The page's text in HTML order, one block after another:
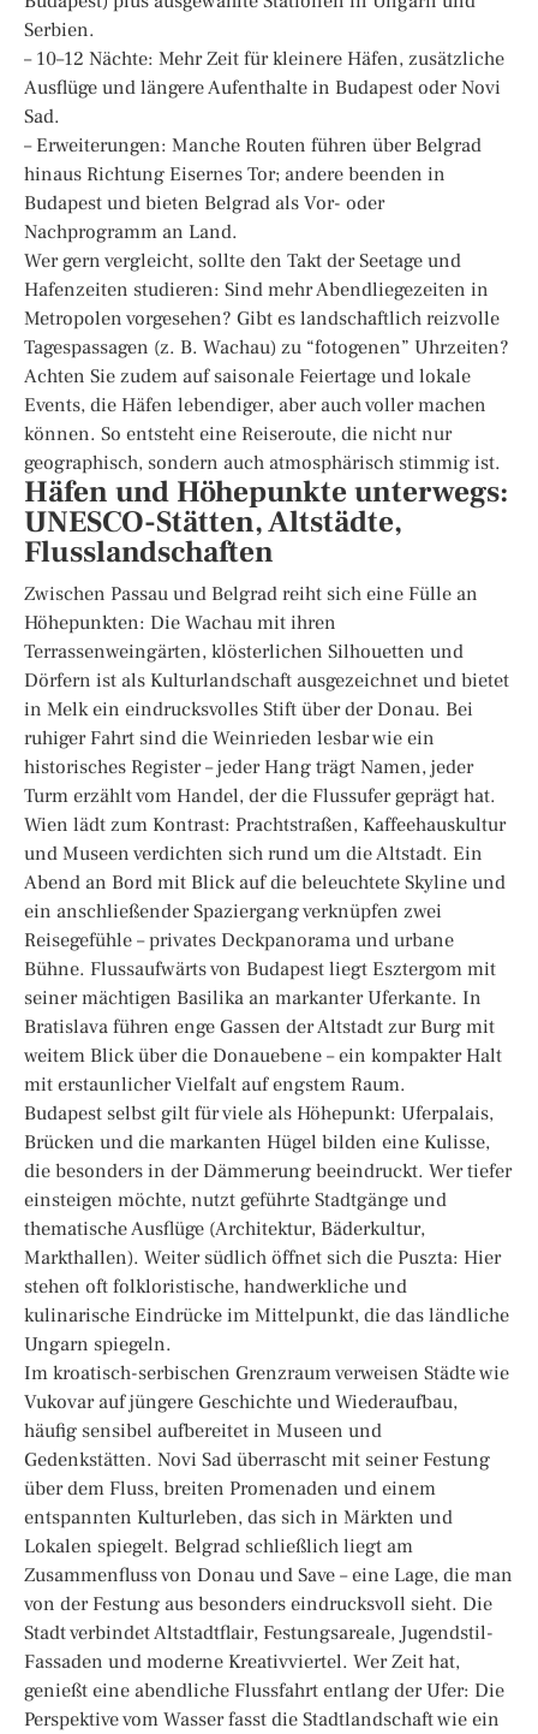
Serbien.
– 10–12 Nächte: Mehr Zeit für kleinere Häfen, zusätzliche
Ausflüge und längere Aufenthalte in Budapest oder Novi
Sad.
– Erweiterungen: Manche Routen führen über Belgrad
hinaus Richtung Eisernes Tor; andere beenden in
Budapest und bieten Belgrad als Vor- oder
Nachprogramm an Land.
Wer gern vergleicht, sollte den Takt der Seetage und
Hafenzeiten studieren: Sind mehr Abendliegezeiten in
Metropolen vorgesehen? Gibt es landschaftlich reizvolle
Tagespassagen (z. B. Wachau) zu “fotogenen” Uhrzeiten?
Achten Sie zudem auf saisonale Feiertage und lokale
Events, die Häfen lebendiger, aber auch voller machen
können. So entsteht eine Reiseroute, die nicht nur
geographisch, sondern auch atmosphärisch stimmig ist.
Häfen und Höhepunkte unterwegs:
UNESCO-Stätten, Altstädte,
Flusslandschaften
Zwischen Passau und Belgrad reiht sich eine Fülle an
Höhepunkten: Die Wachau mit ihren
Terrassenweingärten, klösterlichen Silhouetten und
Dörfern ist als Kulturlandschaft ausgezeichnet und bietet
in Melk ein eindrucksvolles Stift über der Donau. Bei
ruhiger Fahrt sind die Weinrieden lesbar wie ein
historisches Register – jeder Hang trägt Namen, jeder
Turm erzählt vom Handel, der die Flussufer geprägt hat.
Wien lädt zum Kontrast: Prachtstraßen, Kaffeehauskultur
und Museen verdichten sich rund um die Altstadt. Ein
Abend an Bord mit Blick auf die beleuchtete Skyline und
ein anschließender Spaziergang verknüpfen zwei
Reisegefühle – privates Deckpanorama und urbane
Bühne. Flussaufwärts von Budapest liegt Esztergom mit
seiner mächtigen Basilika an markanter Uferkante. In
Bratislava führen enge Gassen der Altstadt zur Burg mit
weitem Blick über die Donauebene – ein kompakter Halt
mit erstaunlicher Vielfalt auf engstem Raum.
Budapest selbst gilt für viele als Höhepunkt: Uferpalais,
Brücken und die markanten Hügel bilden eine Kulisse,
die besonders in der Dämmerung beeindruckt. Wer tiefer
einsteigen möchte, nutzt geführte Stadtgänge und
thematische Ausflüge (Architektur, Bäderkultur,
Markthallen). Weiter südlich öffnet sich die Puszta: Hier
stehen oft folkloristische, handwerkliche und
kulinarische Eindrücke im Mittelpunkt, die das ländliche
Ungarn spiegeln.
Im kroatisch-serbischen Grenzraum verweisen Städte wie
Vukovar auf jüngere Geschichte und Wiederaufbau,
häufig sensibel aufbereitet in Museen und
Gedenkstätten. Novi Sad überrascht mit seiner Festung
über dem Fluss, breiten Promenaden und einem
entspannten Kulturleben, das sich in Märkten und
Lokalen spiegelt. Belgrad schließlich liegt am
Zusammenfluss von Donau und Save – eine Lage, die man
von der Festung aus besonders eindrucksvoll sieht. Die
Stadt verbindet Altstadtflair, Festungsareale, Jugendstil-
Fassaden und moderne Kreativviertel. Wer Zeit hat,
genießt eine abendliche Flussfahrt entlang der Ufer: Die
Perspektive vom Wasser fasst die Stadtlandschaft wie ein